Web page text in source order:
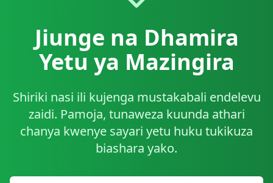
Jiunge na Dhamira
Yetu ya Mazingira
Shiriki nasi ili kujenga mustakabali endelevu
zaidi. Pamoja, tunaweza kuunda athari
chanya kwenye sayari yetu huku tukikuza
biashara yako.